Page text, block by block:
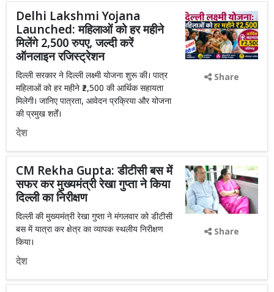
Delhi Lakshmi Yojana
Launched: महिलाओं को हर महीने
मिलेंगे 2,500 रुपए, जल्दी करें
ऑनलाइन रजिस्ट्रेशन
दिल्ली सरकार ने दिल्ली लक्ष्मी योजना शुरू की। पात्र
महिलाओं को हर महीने ₹2,500 की आर्थिक सहायता
मिलेगी। जानिए पात्रता, आवेदन प्रक्रिया और योजना
की प्रमुख शर्तें।
देश
Share
CM Rekha Gupta: डीटीसी बस में
सफर कर मुख्यमंत्री रेखा गुप्ता ने किया
दिल्ली का निरीक्षण
दिल्ली की मुख्यमंत्री रेखा गुप्ता ने मंगलवार को डीटीसी
बस में यात्रा कर क्षेत्र का व्यापक स्थलीय निरीक्षण
किया।
देश
Share